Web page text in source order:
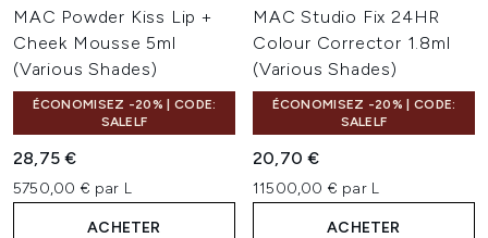
MAC Powder Kiss Lip +
Cheek Mousse 5ml
(Various Shades)
ÉCONOMISEZ -20% | CODE:
SALELF
28,75 €
5750,00 € par L
ACHETER
MAC Studio Fix 24HR
Colour Corrector 1.8ml
(Various Shades)
ÉCONOMISEZ -20% | CODE:
SALELF
20,70 €
11500,00 € par L
ACHETER